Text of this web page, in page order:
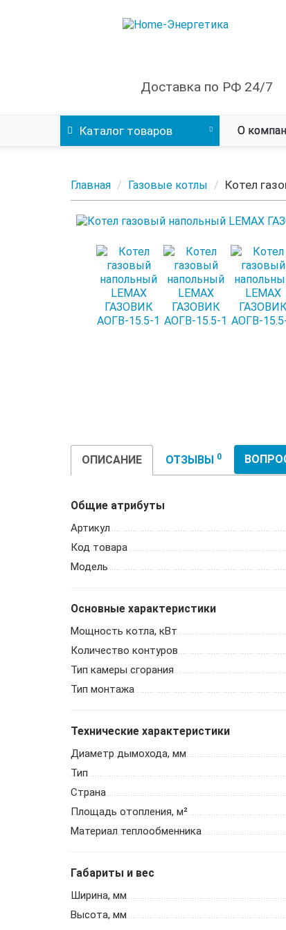
Доставка по РФ 24/7
Каталог товаров О
Главная Газовые котлы Котел
ОПИСАНИЕ ОТЗЫВЫ 0
Общие атрибуты
Артикул
Код товара
Модель
Основные характеристики
Мощность котла, кВт
Количество контуров
Тип камеры сгорания
Тип монтажа
Технические характеристики
Диаметр дымохода, мм
Тип
Страна
Площадь отопления, м²
Материал теплообменника
Габариты и вес
Ширина, мм
Высота, мм